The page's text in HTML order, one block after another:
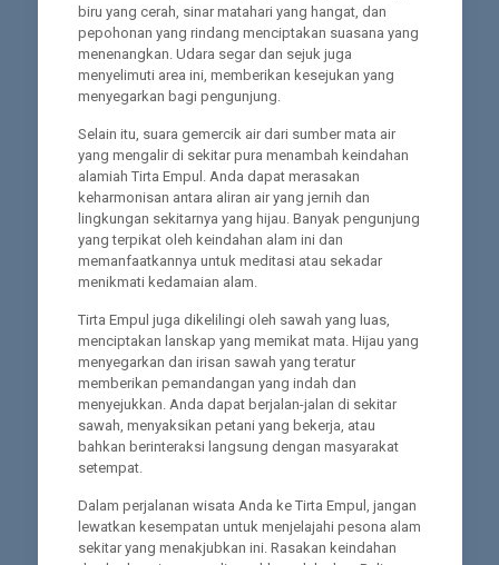
biru yang cerah, sinar matahari yang hangat, dan
pepohonan yang rindang menciptakan suasana yang
menenangkan. Udara segar dan sejuk juga
menyelimuti area ini, memberikan kesejukan yang
menyegarkan bagi pengunjung.
Selain itu, suara gemercik air dari sumber mata air
yang mengalir di sekitar pura menambah keindahan
alamiah Tirta Empul. Anda dapat merasakan
keharmonisan antara aliran air yang jernih dan
lingkungan sekitarnya yang hijau. Banyak pengunjung
yang terpikat oleh keindahan alam ini dan
memanfaatkannya untuk meditasi atau sekadar
menikmati kedamaian alam.
Tirta Empul juga dikelilingi oleh sawah yang luas,
menciptakan lanskap yang memikat mata. Hijau yang
menyegarkan dan irisan sawah yang teratur
memberikan pemandangan yang indah dan
menyejukkan. Anda dapat berjalan-jalan di sekitar
sawah, menyaksikan petani yang bekerja, atau
bahkan berinteraksi langsung dengan masyarakat
setempat.
Dalam perjalanan wisata Anda ke Tirta Empul, jangan
lewatkan kesempatan untuk menjelajahi pesona alam
sekitar yang menakjubkan ini. Rasakan keindahan